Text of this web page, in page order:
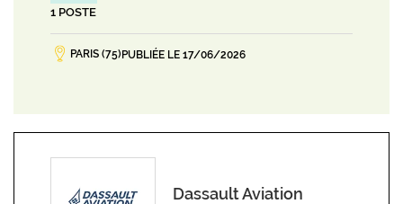
1 POSTE
PARIS (75) PUBLIÉE LE 17/06/2026
Dassault Aviation